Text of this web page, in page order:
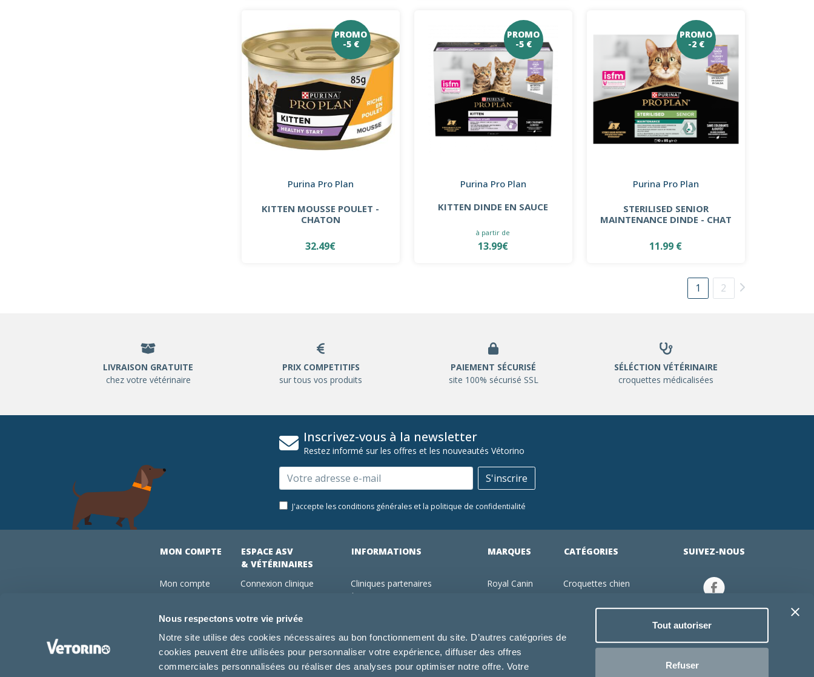
Nous respectons votre vie privée
Notre site utilise des cookies nécessaires au bon fonctionnement du site. D’autres catégories de
cookies peuvent être utilisées pour personnaliser votre expérience, diffuser des offres
commerciales personnalisées ou réaliser des analyses pour optimiser notre offre. Votre
Tout autoriser
Refuser
PROMO
-5 €
Purina Pro Plan
KITTEN MOUSSE POULET -
CHATON
32.49€
PROMO
-5 €
Purina Pro Plan
KITTEN DINDE EN SAUCE
à partir de
13.99€
PROMO
-2 €
Purina Pro Plan
STERILISED SENIOR
MAINTENANCE DINDE - CHAT
11.99 €
1 2
LIVRAISON GRATUITE
chez votre vétérinaire
PRIX COMPETITIFS
sur tous vos produits
PAIEMENT SÉCURISÉ
site 100% sécurisé SSL
SÉLÉCTION VÉTÉRINAIRE
croquettes médicalisées
Inscrivez-vous à la newsletter
Restez informé sur les offres et les nouveautés Vétorino
Email S'inscrire
J'accepte les conditions générales et la politique de confidentialité
MON COMPTE
Mon compte
Conseils vétos
FAQ
ESPACE ASV
& VÉTÉRINAIRES
Connexion clinique
Devenir adhérent Vétorino
INFORMATIONS
Cliniques partenaires
Utilisation des cookies
Conditions générales d'utilisation
MARQUES
Royal Canin
Specific
Dechra
Tonivet
CATÉGORIES
Croquettes chien
Jouets chien
Produits vétérinaire chien
SUIVEZ-NOUS